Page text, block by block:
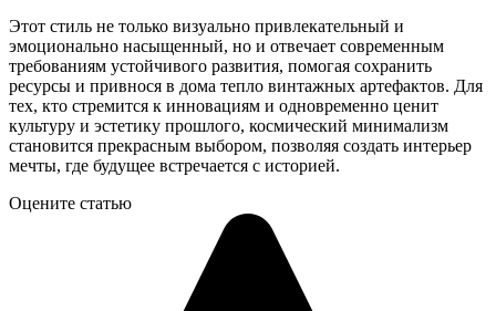
Этот стиль не только визуально привлекательный и
эмоционально насыщенный, но и отвечает современным
требованиям устойчивого развития, помогая сохранить
ресурсы и привнося в дома тепло винтажных артефактов. Для
тех, кто стремится к инновациям и одновременно ценит
культуру и эстетику прошлого, космический минимализм
становится прекрасным выбором, позволяя создать интерьер
мечты, где будущее встречается с историей.
Оцените статью